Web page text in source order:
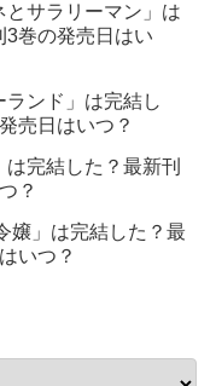
とサラリーマン」は
3巻の発売日はい
ランド」は完結し
売日はいつ？
は完結した？最新刊
？
嬢」は完結した？最
いつ？